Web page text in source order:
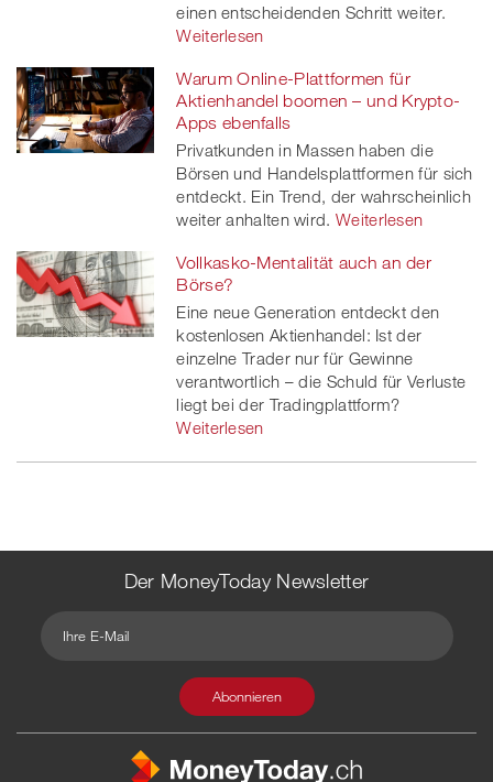
einen entscheidenden Schritt weiter.
Weiterlesen
Warum Online-Plattformen für
Aktienhandel boomen – und Krypto-
Apps ebenfalls
Privatkunden in Massen haben die
Börsen und Handelsplattformen für sich
entdeckt. Ein Trend, der wahrscheinlich
weiter anhalten wird. Weiterlesen
Vollkasko-Mentalität auch an der
Börse?
Eine neue Generation entdeckt den
kostenlosen Aktienhandel: Ist der
einzelne Trader nur für Gewinne
verantwortlich – die Schuld für Verluste
liegt bei der Tradingplattform?
Weiterlesen
Der MoneyToday Newsletter